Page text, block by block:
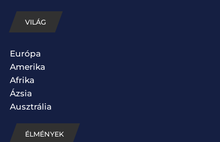
VILÁG
Európa
Amerika
Afrika
Ázsia
Ausztrália
ÉLMÉNYEK